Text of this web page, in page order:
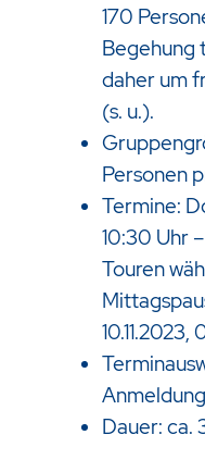
170
Begehung
daher um
(s. u.).
Personen
Termine:
10:30 Uhr
Touren
Dauer: ca.